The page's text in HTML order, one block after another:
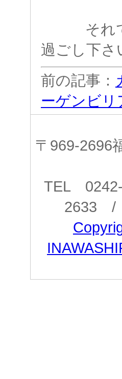
それで
過ごし下さ
前の記事：
ーゲンビリ
〒969-2696
TEL
2633